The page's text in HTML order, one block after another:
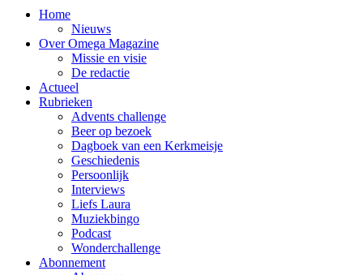
Home
Nieuws
Over Omega Magazine
Missie en visie
De redactie
Actueel
Rubrieken
Advents challenge
Beer op bezoek
Dagboek van een Kerkmeisje
Geschiedenis
Persoonlijk
Interviews
Liefs Laura
Muziekbingo
Podcast
Wonderchallenge
Abonnement